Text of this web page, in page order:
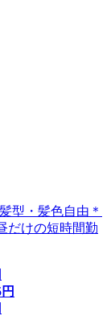
型・髪色自由＊
だけの短時間勤
円